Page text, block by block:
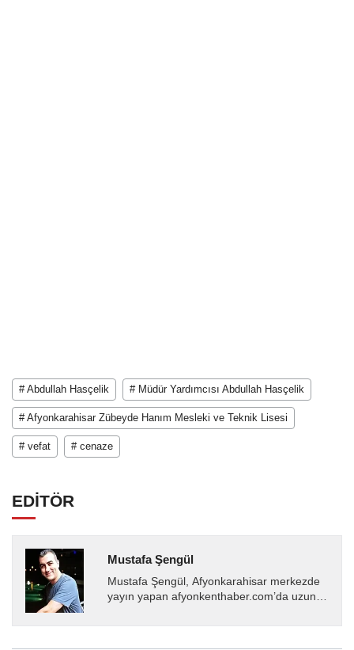
# Abdullah Hasçelik # Müdür Yardımcısı Abdullah Hasçelik
# Afyonkarahisar Zübeyde Hanım Mesleki ve Teknik Lisesi
# vefat # cenaze
EDİTÖR
Mustafa Şengül
Mustafa Şengül, Afyonkarahisar merkezde
yayın yapan afyonkenthaber.com’da uzun
almakta, haber akışı...